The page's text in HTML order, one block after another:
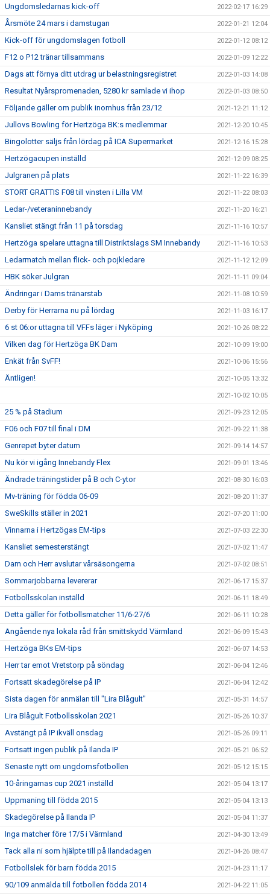
Ungdomsledarnas kick-off 2022-02-17 16:29
Årsmöte 24 mars i damstugan 2022-01-21 12:04
Kick-off för ungdomslagen fotboll 2022-01-12 08:12
F12 o P12 tränar tillsammans 2022-01-09 12:22
Dags att förnya ditt utdrag ur belastningsregistret 2022-01-03 14:08
Resultat Nyårspromenaden, 5280 kr samlade vi ihop 2022-01-03 08:50
Följande gäller om publik inomhus från 23/12 2021-12-21 11:12
Jullovs Bowling för Hertzöga BK:s medlemmar 2021-12-20 10:45
Bingolotter säljs från lördag på ICA Supermarket 2021-12-16 15:28
Hertzögacupen inställd 2021-12-09 08:25
Julgranen på plats 2021-11-22 16:39
STORT GRATTIS F08 till vinsten i Lilla VM 2021-11-22 08:03
Ledar-/veteraninnebandy 2021-11-20 16:21
Kansliet stängt från 11 på torsdag 2021-11-16 10:57
Hertzöga spelare uttagna till Distriktslags SM Innebandy 2021-11-16 10:53
Ledarmatch mellan flick- och pojkledare 2021-11-12 12:09
HBK söker Julgran 2021-11-11 09:04
Ändringar i Dams tränarstab 2021-11-08 10:59
Derby för Herrarna nu på lördag 2021-11-03 16:17
6 st 06:or uttagna till VFFs läger i Nyköping 2021-10-26 08:22
Vilken dag för Hertzöga BK Dam 2021-10-09 19:00
Enkät från SvFF! 2021-10-06 15:56
Äntligen! 2021-10-05 13:32
2021-10-02 10:05
25 % på Stadium 2021-09-23 12:05
F06 och F07 till final i DM 2021-09-22 11:38
Genrepet byter datum 2021-09-14 14:57
Nu kör vi igång Innebandy Flex 2021-09-01 13:46
Ändrade träningstider på B och C-ytor 2021-08-30 16:03
Mv-träning för födda 06-09 2021-08-20 11:37
SweSkills ställer in 2021 2021-07-20 11:00
Vinnarna i Hertzögas EM-tips 2021-07-03 22:30
Kansliet semesterstängt 2021-07-02 11:47
Dam och Herr avslutar vårsäsongerna 2021-07-02 08:51
Sommarjobbarna levererar 2021-06-17 15:37
Fotbollsskolan inställd 2021-06-11 18:49
Detta gäller för fotbollsmatcher 11/6-27/6 2021-06-11 10:28
Angående nya lokala råd från smittskydd Värmland 2021-06-09 15:43
Hertzöga BKs EM-tips 2021-06-07 14:53
Herr tar emot Vretstorp på söndag 2021-06-04 12:46
Fortsatt skadegörelse på IP 2021-06-04 12:42
Sista dagen för anmälan till "Lira Blågult" 2021-05-31 14:57
Lira Blågult Fotbollsskolan 2021 2021-05-26 10:37
Avstängt på IP ikväll onsdag 2021-05-26 09:11
Fortsatt ingen publik på Ilanda IP 2021-05-21 06:52
Senaste nytt om ungdomsfotbollen 2021-05-12 15:15
10-åringarnas cup 2021 inställd 2021-05-04 13:17
Uppmaning till födda 2015 2021-05-04 13:13
Skadegörelse på Ilanda IP 2021-05-04 11:37
Inga matcher före 17/5 i Värmland 2021-04-30 13:49
Tack alla ni som hjälpte till på Ilandadagen 2021-04-26 08:47
Fotbollslek för barn födda 2015 2021-04-23 11:17
90/109 anmälda till fotbollen födda 2014 2021-04-22 11:05